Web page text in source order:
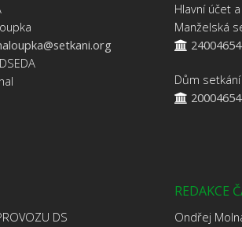
Hlavní účet
Manželská
Dům
DS
REDAKCE
Ondřej